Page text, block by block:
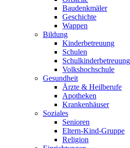
Baudenkmäler
Geschichte
Wappen
Bildung
Kinderbetreuung
Schulen
Schulkinderbetreuung
Volkshochschule
Gesundheit
Ärzte & Heilberufe
Apotheken
Krankenhäuser
Soziales
Senioren
Eltern-Kind-Gruppe
Religion